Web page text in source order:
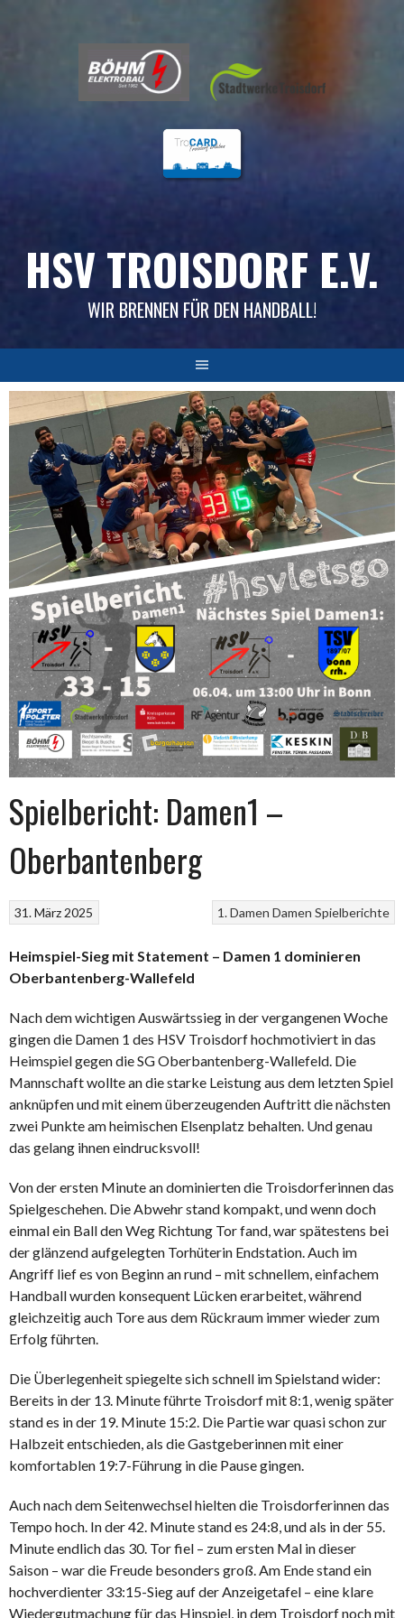
HSV TROISDORF E.V.
WIR BRENNEN FÜR DEN HANDBALL!
Spielbericht: Damen1 –
Oberbantenberg
1. Damen Damen Spielberichte
31. März 2025
Heimspiel-Sieg mit Statement – Damen 1 dominieren
Oberbantenberg-Wallefeld
Nach dem wichtigen Auswärtssieg in der vergangenen Woche
gingen die Damen 1 des HSV Troisdorf hochmotiviert in das
Heimspiel gegen die SG Oberbantenberg-Wallefeld. Die
Mannschaft wollte an die starke Leistung aus dem letzten Spiel
anknüpfen und mit einem überzeugenden Auftritt die nächsten
zwei Punkte am heimischen Elsenplatz behalten. Und genau
das gelang ihnen eindrucksvoll!
Von der ersten Minute an dominierten die Troisdorferinnen das
Spielgeschehen. Die Abwehr stand kompakt, und wenn doch
einmal ein Ball den Weg Richtung Tor fand, war spätestens bei
der glänzend aufgelegten Torhüterin Endstation. Auch im
Angriff lief es von Beginn an rund – mit schnellem, einfachem
Handball wurden konsequent Lücken erarbeitet, während
gleichzeitig auch Tore aus dem Rückraum immer wieder zum
Erfolg führten.
Die Überlegenheit spiegelte sich schnell im Spielstand wider:
Bereits in der 13. Minute führte Troisdorf mit 8:1, wenig später
stand es in der 19. Minute 15:2. Die Partie war quasi schon zur
Halbzeit entschieden, als die Gastgeberinnen mit einer
komfortablen 19:7-Führung in die Pause gingen.
Auch nach dem Seitenwechsel hielten die Troisdorferinnen das
Tempo hoch. In der 42. Minute stand es 24:8, und als in der 55.
Minute endlich das 30. Tor fiel – zum ersten Mal in dieser
Saison – war die Freude besonders groß. Am Ende stand ein
hochverdienter 33:15-Sieg auf der Anzeigetafel – eine klare
Wiedergutmachung für das Hinspiel, in dem Troisdorf noch mit